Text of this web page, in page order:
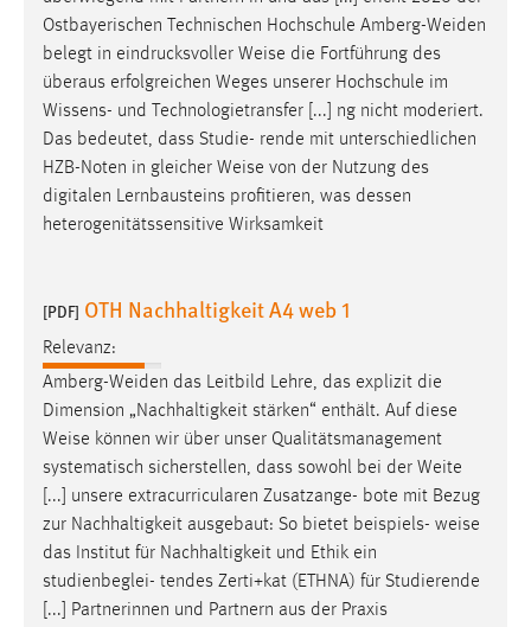
Ostbayerischen Technischen Hochschule Amberg-Weiden
belegt in eindrucksvoller Weise die Fortführung des
überaus erfolgreichen Weges unserer Hochschule im
Wissens- und Technologietransfer [...] ng nicht moderiert.
Das bedeutet, dass Studie- rende mit unterschiedlichen
HZB-Noten in gleicher Weise von der Nutzung des
digitalen Lernbausteins profitieren, was dessen
heterogenitätssensitive Wirksamkeit
[PDF] OTH Nachhaltigkeit A4 web 1
Relevanz:
Amberg-Weiden das Leitbild Lehre, das explizit die
Dimension „Nachhaltigkeit stärken“ enthält. Auf diese
Weise können wir über unser Qualitätsmanagement
systematisch sicherstellen, dass sowohl bei der Weite
[...] unsere extracurricularen Zusatzange- bote mit Bezug
zur Nachhaltigkeit ausgebaut: So bietet beispiels- weise
das Institut für Nachhaltigkeit und Ethik ein
studienbeglei- tendes Zerti+kat (ETHNA) für Studierende
[...] Partnerinnen und Partnern aus der Praxis